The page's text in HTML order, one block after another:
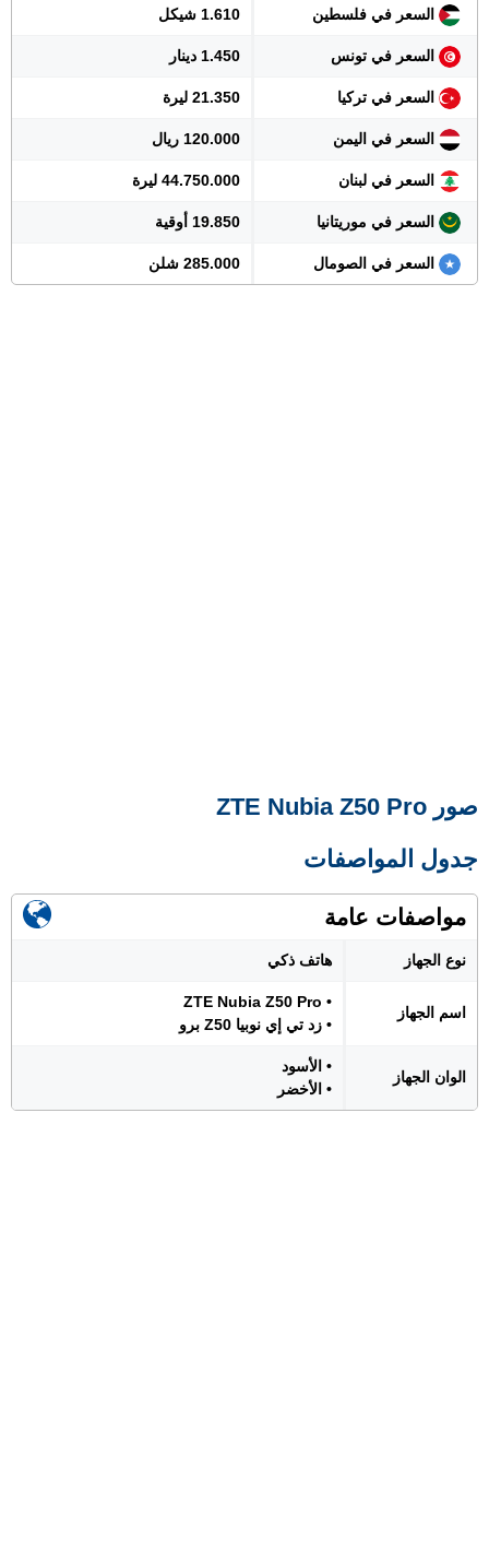
السعر في فلسطين 1.610 شيكل
السعر في تونس 1.450 دينار
السعر في تركيا 21.350 ليرة
السعر في اليمن 120.000 ريال
السعر في لبنان 44.750.000 ليرة
السعر في موريتانيا 19.850 أوقية
السعر في الصومال 285.000 شلن
صور ZTE Nubia Z50 Pro
جدول المواصفات
مواصفات عامة
نوع الجهاز هاتف ذكي
اسم الجهاز
• ZTE Nubia Z50 Pro
• زد تي إي نوبيا Z50 برو
الوان الجهاز
• الأسود
• الأخضر